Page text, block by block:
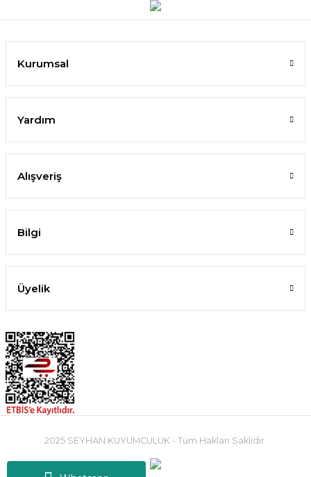
Kurumsal
Yardım
Alışveriş
Bilgi
Üyelik
2025 SEYHAN KUYUMCULUK - Tüm Hakları Saklıdır.